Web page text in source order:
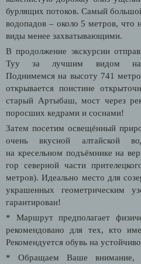
бурлящих потоков. Самый
водопадов – около 5 метров, что
виды менее захватывающими.
В продолжение экскурсии
Туу за лучшим видом на
Поднимемся на высоту 741
открывается поистине
старый Артыбаш, мост через
поросших кедрами и соснами!
Затем посетим освещённый
очень вкусной алтайской
на кресельном подъёмнике на
гор северной части
метров). Идеально место для
украшенных геометрическим
гарантирован!
* Маршрут предполагает
рекомендовано для тех, кто
Рекомендуется обувь на
* Обращаем Ваше внимание,